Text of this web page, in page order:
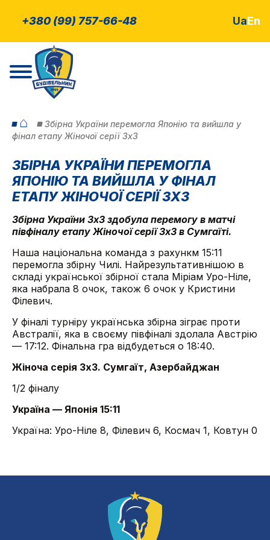
+380 (99) 757-66-48 UaEn
⌂
Збірна України перемогла Японію та вийшла у
фінал етапу Жіночої серії 3х3
ЗБІРНА УКРАЇНИ ПЕРЕМОГЛА
ЯПОНІЮ ТА ВИЙШЛА У ФІНАЛ
ЕТАПУ ЖІНОЧОЇ СЕРІЇ 3Х3
Збірна України 3х3 здобула перемогу в матчі
півфіналу етапу Жіночої серії 3х3 в Сумгаїті.
Наша національна команда з рахункм 15:11
перемогла збірну Чилі. Найрезультативнішою в
складі української збірної стала Міріам Уро-Ніле,
яка набрала 8 очок, також 6 очок у Кристини
Філевич.
У фіналі турніру українська збірна зіграє проти
Австралії, яка в своєму півфіналі здолала Австрію
— 17:12. Фінальна гра відбудеться о 18:40.
Жіноча серія 3х3. Сумгаїт, Азербайджан
1/2 фіналу
Україна — Японія 15:11
Україна: Уро-Ніле 8, Філевич 6, Космач 1, Ковтун 0